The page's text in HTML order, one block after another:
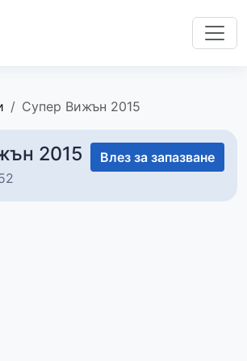
Супер Вижън 2015
2015 Влез за запазване